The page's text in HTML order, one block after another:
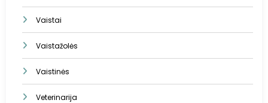
Vaistai
Vaistažolės
Vaistinės
Veterinarija